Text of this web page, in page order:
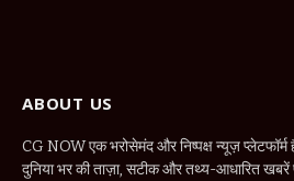
ABOUT US
CG NOW एक भरोसेमंद और निष्पक्ष न्यूज़
दुनिया भर की ताज़ा, सटीक और तथ्य-आधारित खबरें